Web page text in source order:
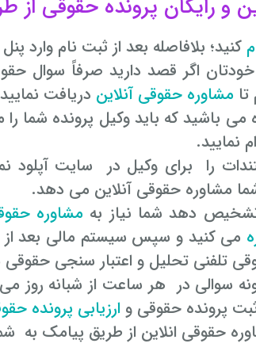
و رایگان پرونده حقوقی
کنید؛ بلافاصله بعد از ثبت نام وارد
خودتان اگر قصد دارید صرفاً سوال
مشاوره حقوقی آنلاین دریافت
می باشید که باید وکیل پرونده شما
نمایید.
را برای وکیل در سایت آپلود
مشاوره حقوقی آنلاین می دهد.
مشاوره
می کنید و سپس سیستم مالی بعد
تلفنی تحلیل و اعتبار سنجی
پرونده حقوقی وارزیابی پرونده